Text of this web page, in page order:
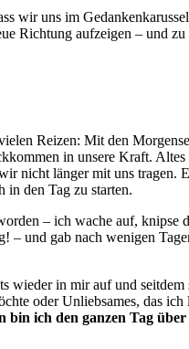
wir uns im
Richtung aufzeigen – und
Reizen: Mit den
in unsere Kraft.
nicht länger mit uns
in den Tag zu starten.
– ich wache auf,
– und gab nach wenigen
wieder in mir auf und
oder Unliebsames, das
bin ich den ganzen Tag